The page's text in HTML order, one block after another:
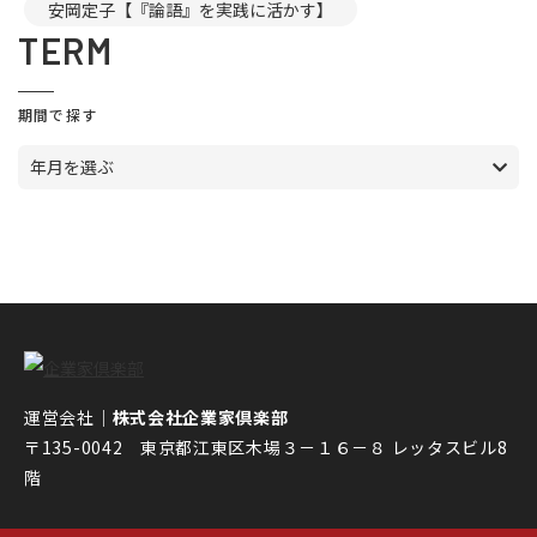
安岡定子【『論語』を実践に活かす】
TERM
期間で探す
年月を選ぶ
運営会社｜ 株式会社企業家倶楽部
〒135-0042 東京都江東区木場３－１６－８ レッタスビル8
階